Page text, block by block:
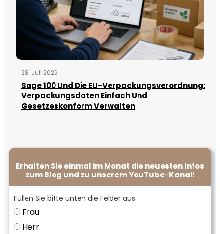
28. Juli 2026
Sage 100 Und Die EU-Verpackungsverordnung:
Verpackungsdaten Einfach Und
Gesetzeskonform Verwalten
Erhalten Sie einmal im Monat die neuesten Infos
zum Blog und zu unserem YouTube-Kanal!
Füllen Sie bitte unten die Felder aus.
Frau
Herr